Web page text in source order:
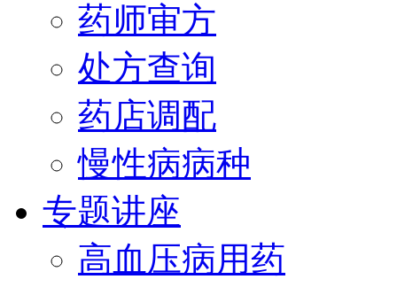
药师审方
处方查询
药店调配
慢性病病种
专题讲座
高血压病用药